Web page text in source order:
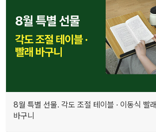
8월 특별 선물. 각도 조절 테이블 · 이동식 빨래
바구니